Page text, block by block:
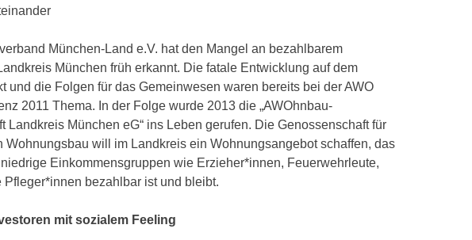
München-Land e.V. hat den Mangel an bezahlbarem
München früh erkannt. Die fatale Entwicklung auf dem
und die Folgen für das Gemeinwesen waren bereits bei der AWO
2011 Thema. In der Folge wurde 2013 die „AWOhnbau-
Landkreis München eG“ ins Leben gerufen. Die Genossenschaft für
Wohnungsbau will im Landkreis ein Wohnungsangebot schaffen, das
Einkommensgruppen wie Erzieher*innen, Feuerwehrleute,
Pfleger*innen bezahlbar ist und bleibt.
mit sozialem Feeling